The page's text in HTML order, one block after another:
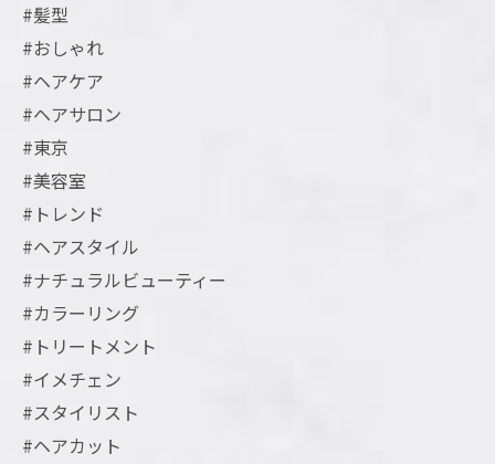
#髪型
#おしゃれ
#ヘアケア
#ヘアサロン
#東京
#美容室
#トレンド
#ヘアスタイル
#ナチュラルビューティー
#カラーリング
#トリートメント
#イメチェン
#スタイリスト
#ヘアカット